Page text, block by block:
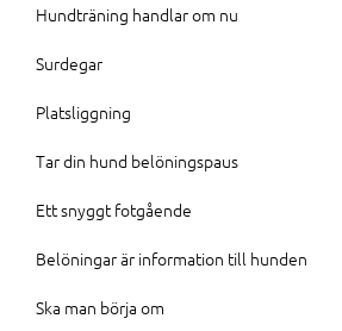
Hundträning handlar om nu
Surdegar
Platsliggning
Tar din hund belöningspaus
Ett snyggt fotgående
Belöningar är information till hunden
Ska man börja om